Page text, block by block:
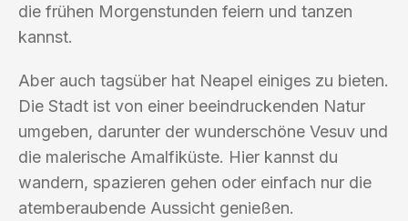
die frühen Morgenstunden feiern und tanzen
kannst.
Aber auch tagsüber hat Neapel einiges zu bieten.
Die Stadt ist von einer beeindruckenden Natur
umgeben, darunter der wunderschöne Vesuv und
die malerische Amalfiküste. Hier kannst du
wandern, spazieren gehen oder einfach nur die
atemberaubende Aussicht genießen.